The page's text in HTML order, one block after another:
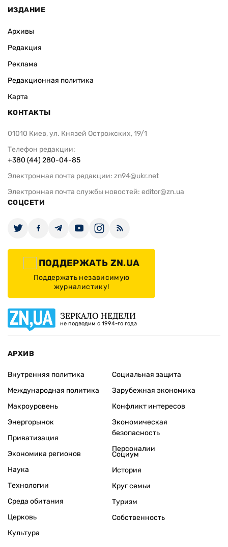
ИЗДАНИЕ
Архивы
Редакция
Реклама
Редакционная политика
Карта
КОНТАКТЫ
01010 Киев, ул. Князей Острожских, 19/1
Телефон редакции:
+380 (44) 280-04-85
Электронная почта редакции: zn94@ukr.net
Электронная почта службы новостей: editor@zn.ua
СОЦСЕТИ
ПОДДЕРЖАТЬ ZN.UA
Поддержать независимую
журналистику!
ЗЕРКАЛО НЕДЕЛИ
не подводим с 1994-го года
АРХИВ
Внутренняя политика
Международная политика
Макроуровень
Энергорынок
Приватизация
Экономика регионов
Социальная защита
Зарубежная экономика
Конфликт интересов
Экономическая
безопасность
Персоналии
Наука
Технологии
Среда обитания
Церковь
Культура
Социум
История
Круг семьи
Туризм
Собственность